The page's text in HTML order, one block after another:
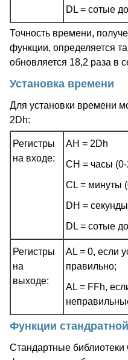
DL = сотые
Точность времени,
функции, определяется
обновляется 18,2 раза в
Установка времени
Для установки времени
2Dh:
Регистры
на входе:
AH = 2Dh
CH = часы (0-
CL = минуты
DH =
DL = сотые
Регистры
на
выходе:
AL = 0, если
правильно;
AL = FFh,
Функции
Стандартные